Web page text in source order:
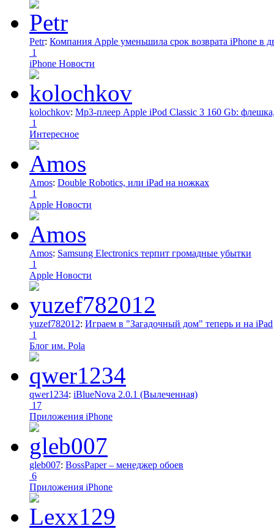
Petr: Компания Apple уменьшила срок возврата iPhone в
1
iPhone Новости
kolochkov: Mp3-плеер Apple iPod Classic 3 160 Gb:
1
Интересное
Amos: Double Robotics, или iPad на ножках
1
Apple Новости
Amos: Samsung Electronics терпит громадные убытки
1
Apple Новости
yuzef782012: Играем в "Загадочный дом" теперь и на iPad
1
Блог им. Pola
qwer1234: iBlueNova 2.0.1 (Вылеченная)
17
Приложения iPhone
gleb007: BossPaper – менеджер обоев
6
Приложения iPhone